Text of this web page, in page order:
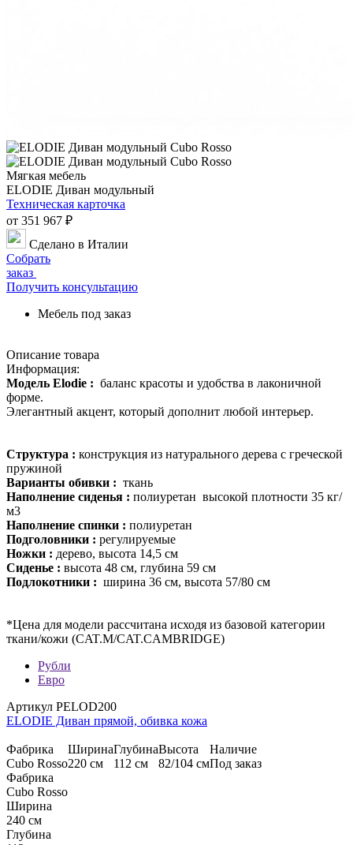
Мягкая мебель
ELODIE Диван модульный
Техническая карточка
от 351 967 ₽
Сделано в Италии
Собрать
заказ
Получить консультацию
Мебель под заказ
Описание товара
Информация:
Модель Elodie : баланс красоты и удобства в лаконичной
форме.
Элегантный акцент, который дополнит любой интерьер.
Структура : конструкция из натурального дерева с греческой
пружиной
Варианты обивки : ткань
Наполнение сиденья : полиуретан высокой плотности 35 кг/
м3
Наполнение спинки : полиуретан
Подголовники : регулируемые
Ножки : дерево, высота 14,5 см
Сиденье : высота 48 см, глубина 59 см
Подлокотники : ширина 36 см, высота 57/80 см
*Цена для модели рассчитана исходя из базовой категории
ткани/кожи (CAT.M/СAT.CAMBRIDGE)
Рубли
Евро
Артикул PELOD200
ELODIE Диван прямой, обивка кожа
Фабрика
Cubo Rosso
Ширина
220 см
Глубина
112 см
Высота
82/104 см
Наличие
Под заказ
Фабрика
Cubo Rosso
Ширина
240 см
Глубина